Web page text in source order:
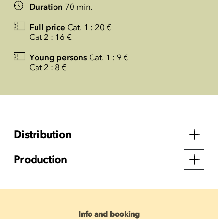
Duration 70 min.
Full price Cat. 1 : 20 €
Cat 2 : 16 €
Young persons Cat. 1 : 9 €
Cat 2 : 8 €
Distribution
Production
Info and booking